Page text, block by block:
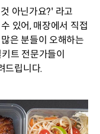
아닌가요?' 라고
있어, 매장에서 직접
은 분들이 오해하는
트 전문가들이
드립니다.